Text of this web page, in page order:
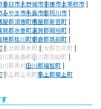
春日市大野城市宗像市太宰府市
みやま市糸島市那珂川市
屋郡須惠町糟屋郡新宮町
賀郡水巻町遠賀郡岡垣町
穂郡桂川町朝倉郡筑前町
八女郡黒木町八女郡立花町
川郡香春町田川郡添田町
川郡赤村田川郡福智町
築上郡上毛町築上郡築上町